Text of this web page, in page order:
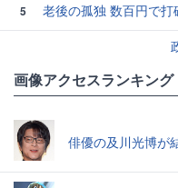
5
老後の孤独 数百円で打
画像アクセスランキング
俳優の及川光博が